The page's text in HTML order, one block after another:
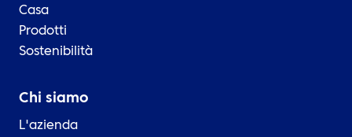
Casa
Prodotti
Sostenibilità
Chi siamo
L'azienda